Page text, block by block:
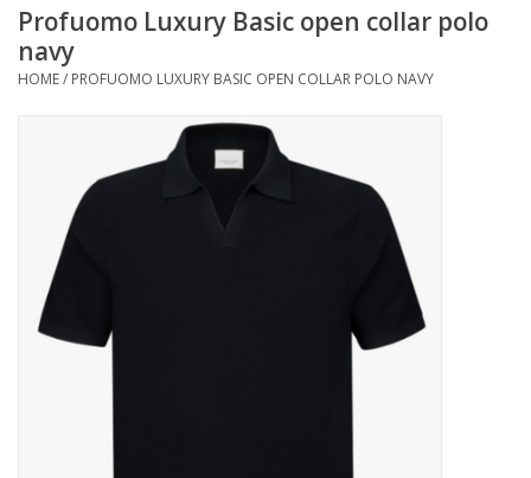
KADOBONNEN
Merken
Profuomo Luxury Basic open collar polo
navy
HOME/ PROFUOMO LUXURY BASIC OPEN COLLAR POLO NAVY